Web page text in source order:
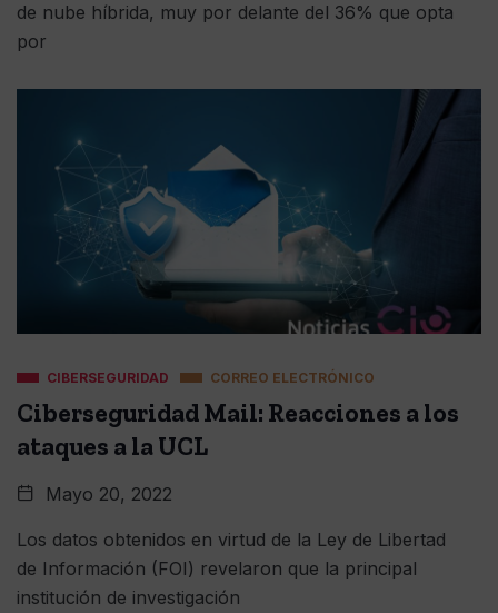
de nube híbrida, muy por delante del 36% que opta
por
CIBERSEGURIDAD CORREO ELECTRÓNICO
Ciberseguridad Mail: Reacciones a los
ataques a la UCL
Mayo 20, 2022
Los datos obtenidos en virtud de la Ley de Libertad
de Información (FOI) revelaron que la principal
institución de investigación